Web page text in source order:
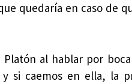
quedaría en caso de
al hablar por
si caemos en ella, la